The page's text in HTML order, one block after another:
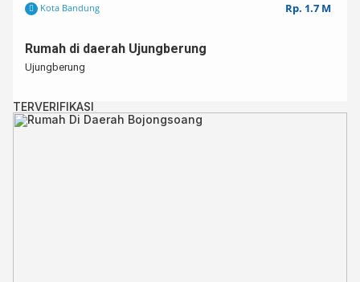
Kota Bandung Rp. 1.7 M
Rumah di daerah Ujungberung
Ujungberung
TERVERIFIKASI